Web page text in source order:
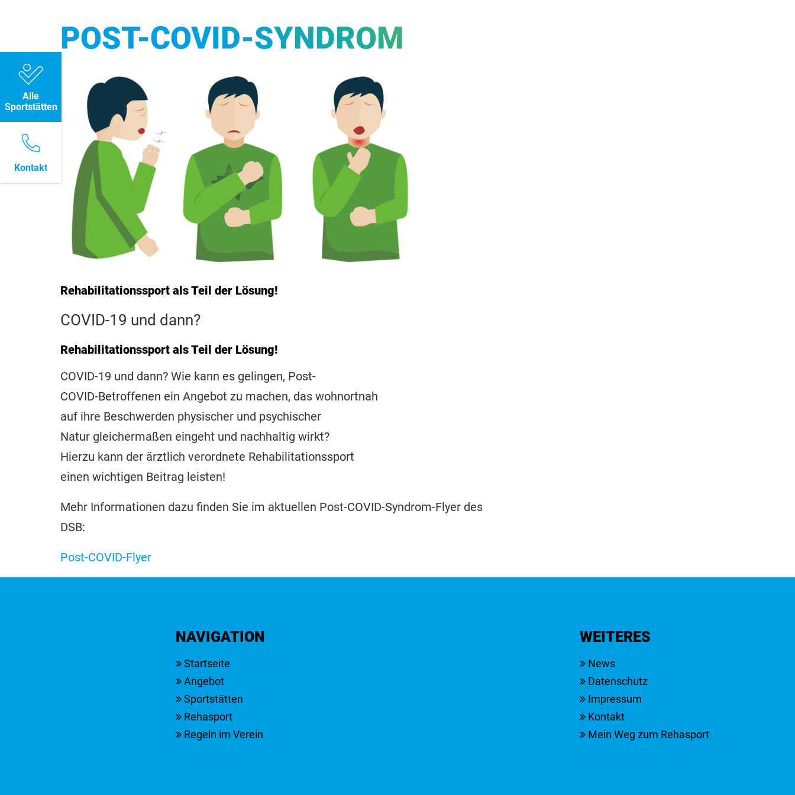
Alle
Sportstätten
Kontakt
POST-COVID-SYNDROM
Rehabilitationssport als Teil der Lösung!
COVID-19 und dann?
Rehabilitationssport als Teil der Lösung!
COVID-19 und dann? Wie kann es gelingen, Post-
COVID-Betroffenen ein Angebot zu machen, das wohnortnah
auf ihre Beschwerden physischer und psychischer
Natur gleichermaßen eingeht und nachhaltig wirkt?
Hierzu kann der ärztlich verordnete Rehabilitationssport
einen wichtigen Beitrag leisten!
Mehr Informationen dazu finden Sie im aktuellen Post-COVID-Syndrom-Flyer des
DSB:
Post-COVID-Flyer
NACHRICHT
NAVIGATION
Startseite
Angebot
Sportstätten
Rehasport
Regeln im Verein
WEITERES
News
Datenschutz
Impressum
Kontakt
Mein Weg zum Rehasport